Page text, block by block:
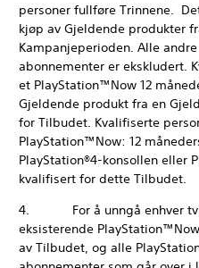
personer fullføre Trinnene.
kjøp av Gjeldende produkter
Kampanjeperioden. Alle
abonnementer er ekskludert.
et PlayStation™Now 12
Gjeldende produkt fra en
for Tilbudet. Kvalifiserte
PlayStation™Now: 12
PlayStation®4-konsollen eller
kvalifisert for dette Tilbudet.
4. For å unngå enhver tvil
eksisterende
av Tilbudet, og alle